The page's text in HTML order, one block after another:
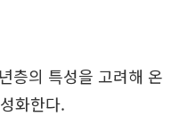
층의 특성을 고려해 온
화한다.